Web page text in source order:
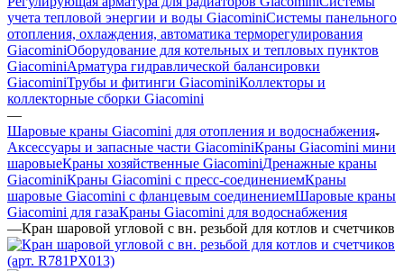
учета тепловой энергии и воды GiacominiСистемы панельного
отопления, охлаждения, автоматика терморегулирования
GiacominiОборудование для котельных и тепловых пунктов
GiacominiАрматура гидравлической балансировки
GiacominiТрубы и фитинги GiacominiКоллекторы и
коллекторные сборки Giacomini
—
Шаровые краны Giacomini для отопления и водоснабжения
Аксессуары и запасные части GiacominiКраны Giacomini мини
шаровыеКраны хозяйственные GiacominiДренажные краны
GiacominiКраны Giacomini с пресс-соединениемКраны
шаровые Giacomini с фланцевым соединениемШаровые краны
Giacomini для газаКраны Giacomini для водоснабжения
—Кран шаровой угловой c вн. резьбой для котлов и счетчиков